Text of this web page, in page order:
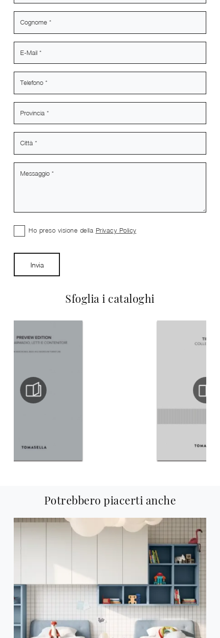
Sfoglia i cataloghi
Ho preso visione della Privacy Policy
Invia
Potrebbero piacerti anche